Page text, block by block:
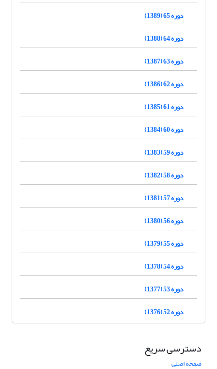
دوره 65 (1389)
دوره 64 (1388)
دوره 63 (1387)
دوره 62 (1386)
دوره 61 (1385)
دوره 60 (1384)
دوره 59 (1383)
دوره 58 (1382)
دوره 57 (1381)
دوره 56 (1380)
دوره 55 (1379)
دوره 54 (1378)
دوره 53 (1377)
دوره 52 (1376)
دسترسی سریع
صفحه اصلی